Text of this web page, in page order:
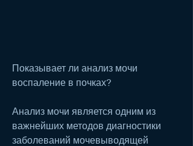
Показывает ли анализ мочи
воспаление в почках?
Анализ мочи является одним из
важнейших методов диагностики
заболеваний мочевыводящей